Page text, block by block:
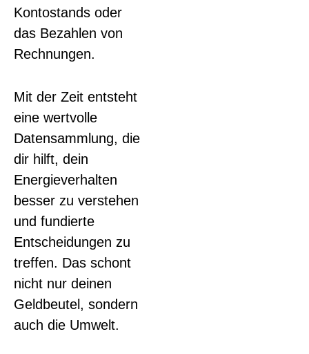
Kontostands oder
das Bezahlen von
Rechnungen.
Mit der Zeit entsteht
eine wertvolle
Datensammlung, die
dir hilft, dein
Energieverhalten
besser zu verstehen
und fundierte
Entscheidungen zu
treffen. Das schont
nicht nur deinen
Geldbeutel, sondern
auch die Umwelt.